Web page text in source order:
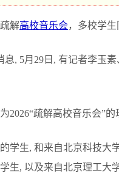
解高校音乐会，多校学
, 5月29日, 有记者李玉
2026“疏解高校音乐会”
学生, 和来自北京科技大
生, 以及来自北京理工大